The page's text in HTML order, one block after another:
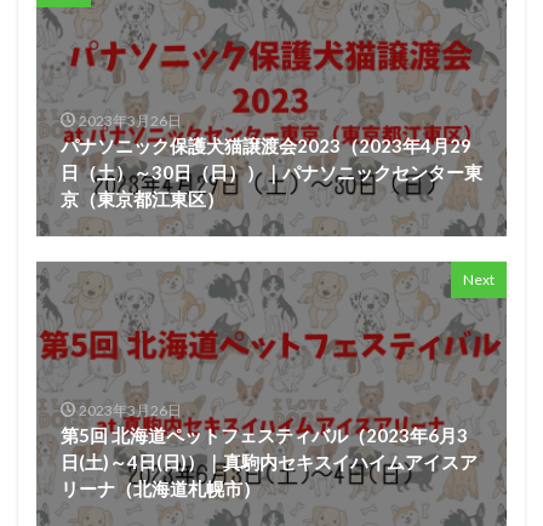
2023年3月26日
パナソニック保護犬猫譲渡会2023（2023年4月29
日（土）～30日（日））｜パナソニックセンター東
京（東京都江東区）
Next
2023年3月26日
第5回 北海道ペットフェスティバル（2023年6月3
日(土)～4日(日)）｜真駒内セキスイハイムアイスア
リーナ（北海道札幌市）